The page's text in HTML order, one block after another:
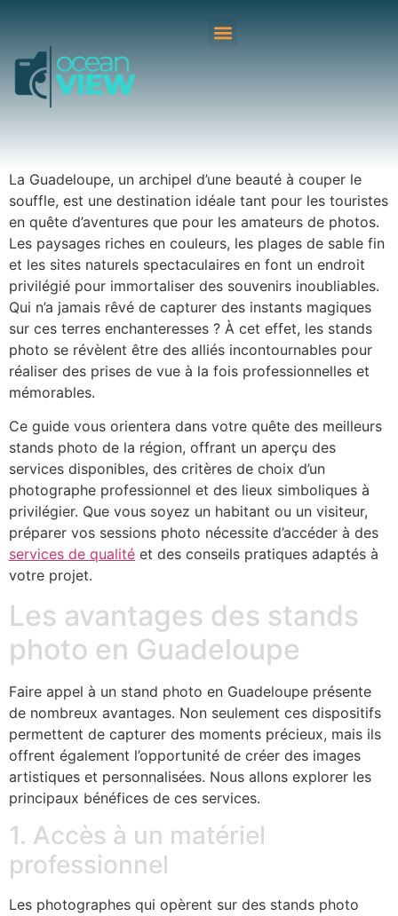
La Guadeloupe, un archipel d’une beauté à couper le
souffle, est une destination idéale tant pour les touristes
en quête d’aventures que pour les amateurs de photos.
Les paysages riches en couleurs, les plages de sable fin
et les sites naturels spectaculaires en font un endroit
privilégié pour immortaliser des souvenirs inoubliables.
Qui n’a jamais rêvé de capturer des instants magiques
sur ces terres enchanteresses ? À cet effet, les stands
photo se révèlent être des alliés incontournables pour
réaliser des prises de vue à la fois professionnelles et
mémorables.
Ce guide vous orientera dans votre quête des meilleurs
stands photo de la région, offrant un aperçu des
services disponibles, des critères de choix d’un
photographe professionnel et des lieux simboliques à
privilégier. Que vous soyez un habitant ou un visiteur,
préparer vos sessions photo nécessite d’accéder à des
services de qualité et des conseils pratiques adaptés à
votre projet.
Les avantages des stands
photo en Guadeloupe
Faire appel à un stand photo en Guadeloupe présente
de nombreux avantages. Non seulement ces dispositifs
permettent de capturer des moments précieux, mais ils
offrent également l’opportunité de créer des images
artistiques et personnalisées. Nous allons explorer les
principaux bénéfices de ces services.
1. Accès à un matériel
professionnel
Les photographes qui opèrent sur des stands photo